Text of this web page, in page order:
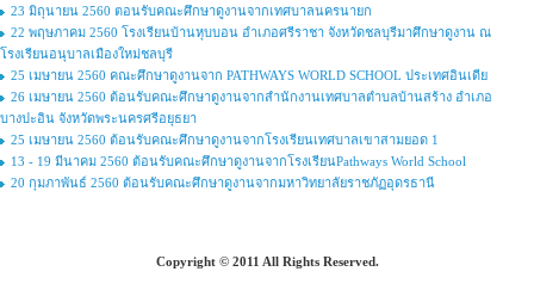
23 มิถุนายน 2560 ตอนรับคณะศึกษาดูงานจากเทศบาลนครนายก
22 พฤษภาคม 2560 โรงเรียนบ้านหุบบอน อำเภอศรีราชา จังหวัดชลบุรีมาศึกษาดูงาน ณ
โรงเรียนอนุบาลเมืองใหม่ชลบุรี
25 เมษายน 2560 คณะศึกษาดูงานจาก PATHWAYS WORLD SCHOOL ประเทศอินเดีย
26 เมษายน 2560 ต้อนรับคณะศึกษาดูงานจากสำนักงานเทศบาลตำบลบ้านสร้าง อำเภอ
บางปะอิน จังหวัดพระนครศรีอยุธยา
25 เมษายน 2560 ต้อนรับคณะศึกษาดูงานจากโรงเรียนเทศบาลเขาสามยอด 1
13 - 19 มีนาคม 2560 ต้อนรับคณะศึกษาดูงานจากโรงเรียนPathways World School
20 กุมภาพันธ์ 2560 ต้อนรับคณะศึกษาดูงานจากมหาวิทยาลัยราชภัฏอุดรธานี
Copyright © 2011 All Rights Reserved.